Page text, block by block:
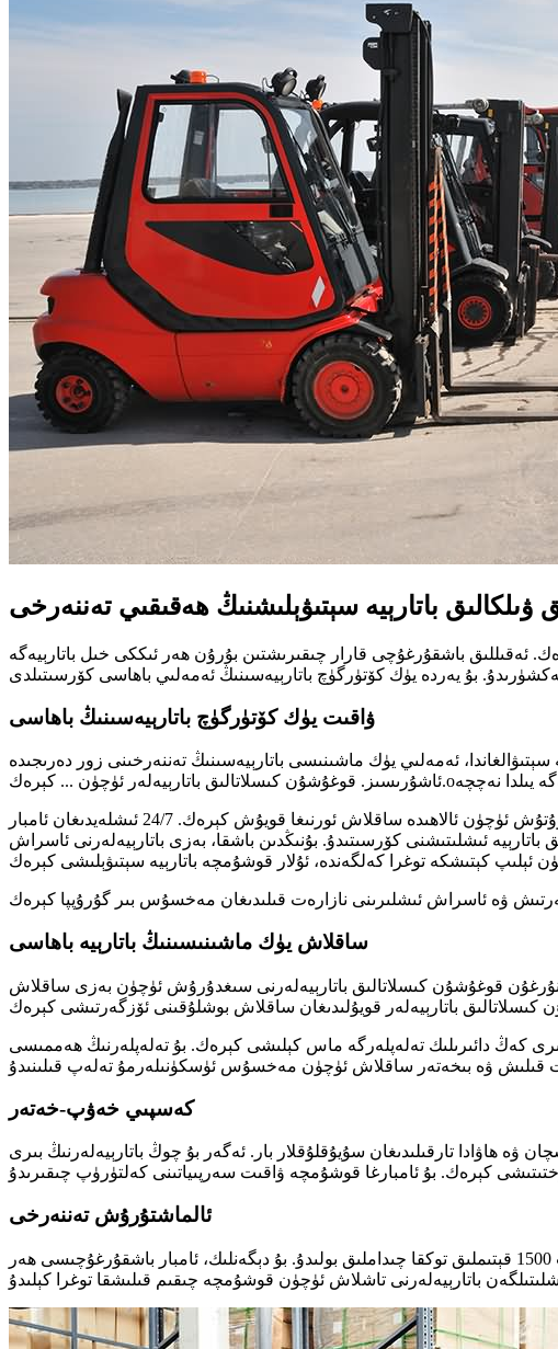
باتارېيە سېتىۋېلىشنىڭ ھەقىقىي تەننەرخى
ئەقىللىق باشقۇرغۇچى قارار چىقىرىشتىن بۇرۇن ھەر ئىككى خىل باتارېيەگە
ۋاقىت يۈك كۆتۈرگۈچ باتارېيەسىنىڭ باھاسى
ئەمەلىي يۈك ماشىنىسى باتارېيەسىنىڭ تەننەرخىنى زور دەرىجىدە
ئاشۇرىسىز. قوغۇشۇن كىسلاتالىق باتارېيەلەر ئۈچۈن ... كېرەك.o
بۇنىڭدىن باشقا، ھەر بىر باتارېيە پەقەت 8 سائەت ئەتراپىدا ئىشلىتىشكە بولىدۇ. ئاندىن ئۇنى 16 سائەت قۇۋۋەتلەش ۋە سوۋۇتۇش ئۈچۈن ئالاھىدە ساقلاش ئورنىغا قويۇش كېرەك. 24/7 ئىشلەيدىغان ئامبار
باتارېيە ئىشلىتىشنى كۆرسىتىدۇ. بۇنىڭدىن باشقا، بەزى باتارېيەلەرنى ئاسراش
ساقلاش يۈك ماشىنىسىنىڭ باتارېيە باھاسى
نۇرغۇن قوغۇشۇن كىسلاتالىق باتارېيەلەرنى سىغدۇرۇش ئۈچۈن بەزى ساقلاش
كەڭ دائىرىلىك تەلەپلەرگە ماس كېلىشى كېرەك. بۇ تەلەپلەرنىڭ ھەممىسى
كەسپىي خەۋپ-خەتەر
ھاۋادا تارقىلىدىغان سۇيۇقلۇقلار بار. ئەگەر بۇ چوڭ باتارېيەلەرنىڭ بىرى
ئالماشتۇرۇش تەننەرخى
دەسلەپكى قوغۇشۇن-كىسلاتالىق باتارېيەنىڭ باھاسى نىسبەتەن تۆۋەن. قانداقلا بولمىسۇن، بۇ باتارېيەلەر يېتەرلىك ئاسرىلسا پەقەت 1500 قېتىملىق توكقا چىداملىق بولىدۇ. بۇ دېگەنلىك، ئامبار باشقۇرغۇچىسى ھەر